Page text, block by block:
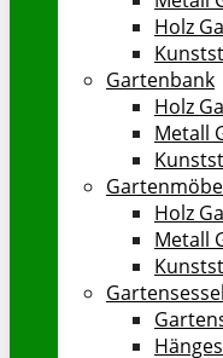
Holz
Gartenbank
Holz
Metall
Holz
Metall
Gartensessel